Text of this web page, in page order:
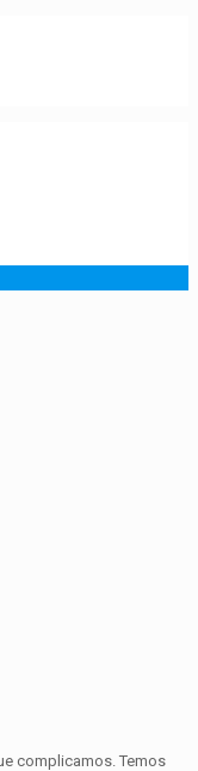
complicamos. Temos